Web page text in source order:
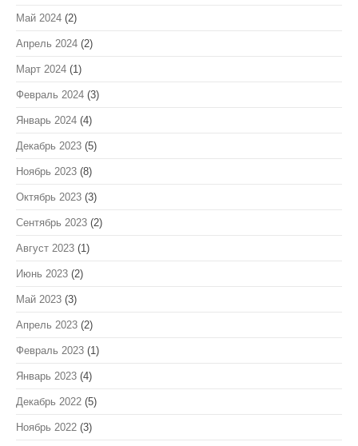
Май 2024 (2)
Апрель 2024 (2)
Март 2024 (1)
Февраль 2024 (3)
Январь 2024 (4)
Декабрь 2023 (5)
Ноябрь 2023 (8)
Октябрь 2023 (3)
Сентябрь 2023 (2)
Август 2023 (1)
Июнь 2023 (2)
Май 2023 (3)
Апрель 2023 (2)
Февраль 2023 (1)
Январь 2023 (4)
Декабрь 2022 (5)
Ноябрь 2022 (3)